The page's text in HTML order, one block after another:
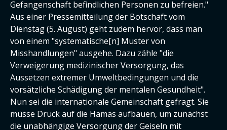
Gefangenschaft befindlichen Personen zu befreien."
Aus einer Pressemitteilung der Botschaft vom
Dienstag (5. August) geht zudem hervor, dass man
von einem "systematische[n] Muster von
Misshandlungen" ausgehe. Dazu zähle "die
Verweigerung medizinischer Versorgung, das
Aussetzen extremer Umweltbedingungen und die
vorsätzliche Schädigung der mentalen Gesundheit".
Nun sei die internationale Gemeinschaft gefragt. Sie
müsse Druck auf die Hamas aufbauen, um zunächst
die unabhängige Versorgung der Geiseln mit